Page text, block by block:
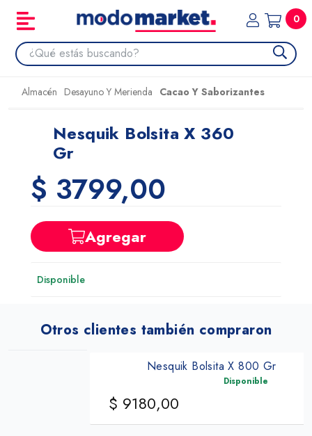
0
Almacén Desayuno Y Merienda Cacao Y Saborizantes
Nesquik Bolsita X 360
Gr
$ 3799,00
Agregar
Disponible
Otros clientes también compraron
Nesquik Bolsita X 800 Gr
Disponible
$ 9180,00